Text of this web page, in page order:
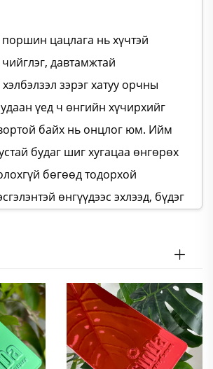
цацлага нь хүчтэй
давтамжтай
зэрэг хатуу орчны
үед ч өнгийн хүчирхийг
байх нь онцлог юм. Ийм
будаг шиг хугацаа өнгөрөх
бөгөөд тодорхой
өнгүүдээс эхлээд, бүдэг
нь онцгой, брэндтэй
үзүүлэхийг хичээж буй
загварчлагчдад Тусгай өнгийн
онцгой сонголт болгож
корпорацийн өнгийг